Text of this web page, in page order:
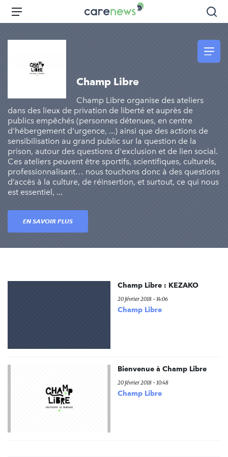
Aller
principal
Carenews,
Le
l'engagement
Menu
Champ Libre
Champ Libre organise des ateliers
dans des lieux de privation de liberté et auprès de
publics empêchés (personnes détenues, en centre
d'hébergement d'urgence, ...) ainsi que des actions de
sensibilisation au grand public sur la question de la
prison, autour des questions d'exclusion et de lien social.
Ces ateliers peuvent être sportifs, scientifiques, culturels,
professionnalisant… nous touchons donc à des questions
d’accès à la culture, de réinsertion, et surtout, ce qui nous
est essentiel, ...
EN SAVOIR PLUS
Champ Libre : KEZAKO
20 février 2018 - 14:06
Champ Libre
Bienvenue à Champ Libre
20 février 2018 - 10:48
Champ Libre